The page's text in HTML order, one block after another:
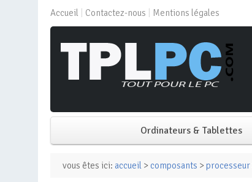
Accueil Contactez-nous Mentions légales
Ordinateurs & Tablettes
PC de bureau
vous êtes ici: accueil > composants > processeur